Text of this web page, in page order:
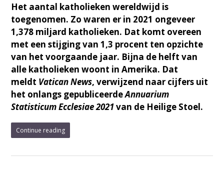
Het aantal katholieken wereldwijd is
toegenomen. Zo waren er in 2021 ongeveer
1,378 miljard katholieken. Dat komt overeen
met een stijging van 1,3 procent ten opzichte
van het voorgaande jaar. Bijna de helft van
alle katholieken woont in Amerika. Dat
meldt Vatican News, verwijzend naar cijfers uit
het onlangs gepubliceerdeAnnuarium
Statisticum Ecclesiae 2021van de Heilige Stoel.
Continue reading